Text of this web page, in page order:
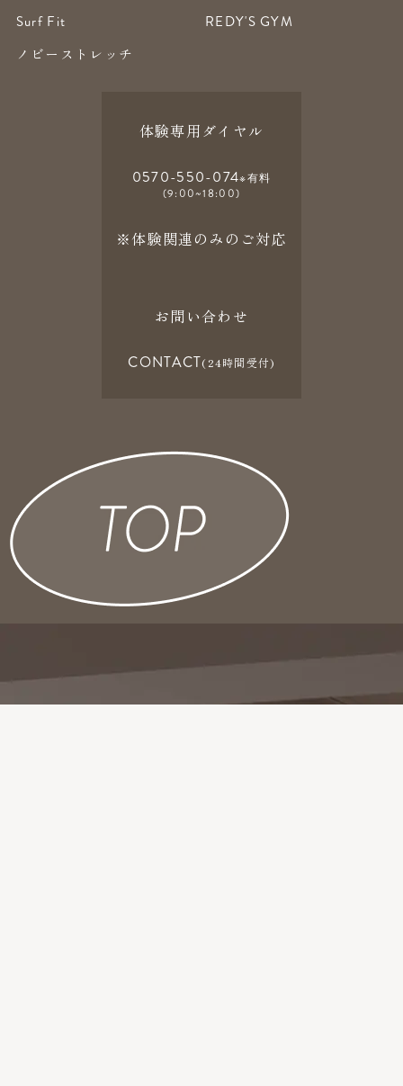
Surf Fit
REDY'S GYM
ノビーストレッチ
体験専用ダイヤル
0570-550-074※有料
(9:00~18:00)
※体験関連のみのご対応
お問い合わせ
CONTACT(24時間受付)